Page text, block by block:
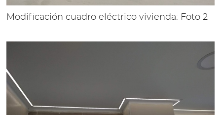
Modificación cuadro eléctrico vivienda: Foto 2